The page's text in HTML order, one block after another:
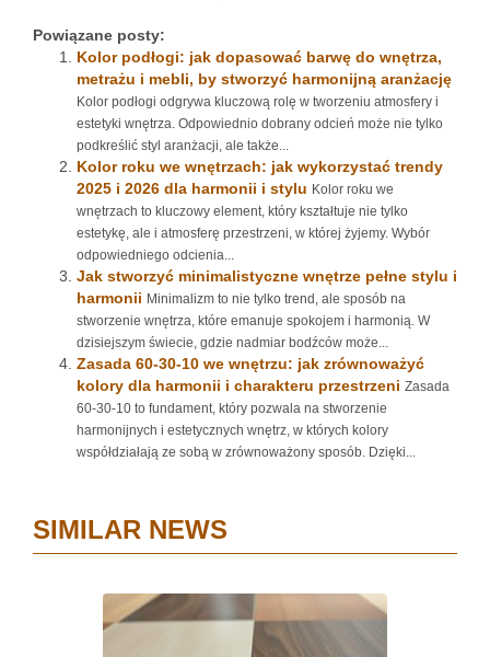
Powiązane posty:
Kolor podłogi: jak dopasować barwę do wnętrza,
metrażu i mebli, by stworzyć harmonijną aranżację
Kolor podłogi odgrywa kluczową rolę w tworzeniu atmosfery i
estetyki wnętrza. Odpowiednio dobrany odcień może nie tylko
podkreślić styl aranżacji, ale także...
Kolor roku we wnętrzach: jak wykorzystać trendy
2025 i 2026 dla harmonii i stylu Kolor roku we
wnętrzach to kluczowy element, który kształtuje nie tylko
estetykę, ale i atmosferę przestrzeni, w której żyjemy. Wybór
odpowiedniego odcienia...
Jak stworzyć minimalistyczne wnętrze pełne stylu i
harmonii Minimalizm to nie tylko trend, ale sposób na
stworzenie wnętrza, które emanuje spokojem i harmonią. W
dzisiejszym świecie, gdzie nadmiar bodźców może...
Zasada 60-30-10 we wnętrzu: jak zrównoważyć
kolory dla harmonii i charakteru przestrzeni Zasada
60-30-10 to fundament, który pozwala na stworzenie
harmonijnych i estetycznych wnętrz, w których kolory
współdziałają ze sobą w zrównoważony sposób. Dzięki...
SIMILAR NEWS